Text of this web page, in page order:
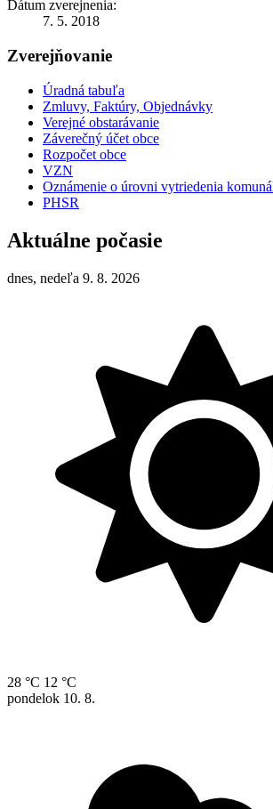
Dátum zverejnenia:
7. 5. 2018
Zverejňovanie
Úradná tabuľa
Zmluvy, Faktúry, Objednávky
Verejné obstarávanie
Záverečný účet obce
Rozpočet obce
VZN
Oznámenie o úrovni vytriedenia
PHSR
Aktuálne počasie
dnes, nedeľa 9. 8. 2026
28 °C 12 °C
pondelok 10. 8.